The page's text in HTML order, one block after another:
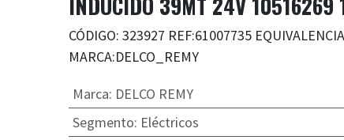
CÓDIGO: 323927 REF:61007735
MARCA:DELCO_REMY
Marca: DELCO REMY
Segmento: Eléctricos